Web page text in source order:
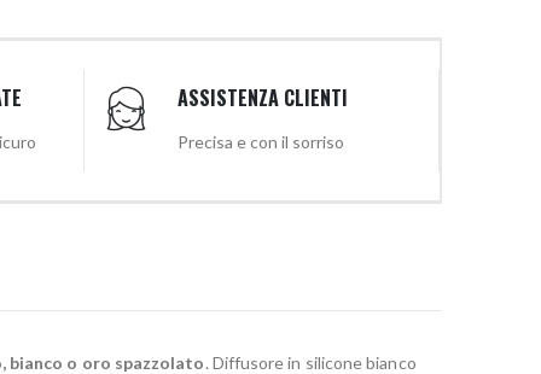
ASSISTENZA CLIENTI
Precisa e con il sorriso
bianco o oro spazzolato. Diffusore in silicone bianco